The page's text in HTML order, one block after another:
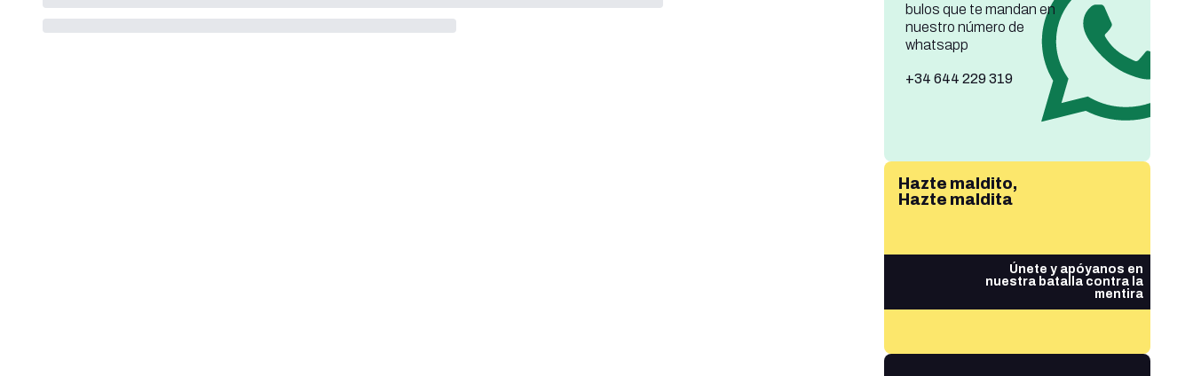
bulos que te mandan en
nuestro número de
whatsapp
+34 644 229 319
Hazte maldito,
Hazte maldita
Únete y apóyanos en
nuestra batalla contra la
mentira